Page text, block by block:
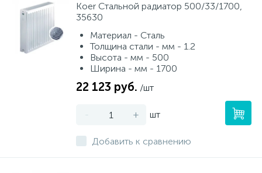
Koer Стальной радиатор 500/33/1700,
35630
Материал - Сталь
Толщина стали - мм - 1.2
Высота - мм - 500
Ширина - мм - 1700
22 123 руб. /шт
- + шт
Добавить к сравнению